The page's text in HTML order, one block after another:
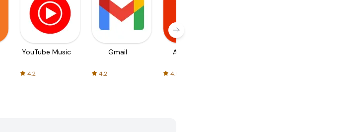
YouTube Music
4.2
Gmail
4.2
AliExpress
4.5